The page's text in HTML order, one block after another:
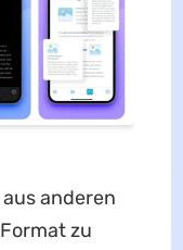
anderen
zu